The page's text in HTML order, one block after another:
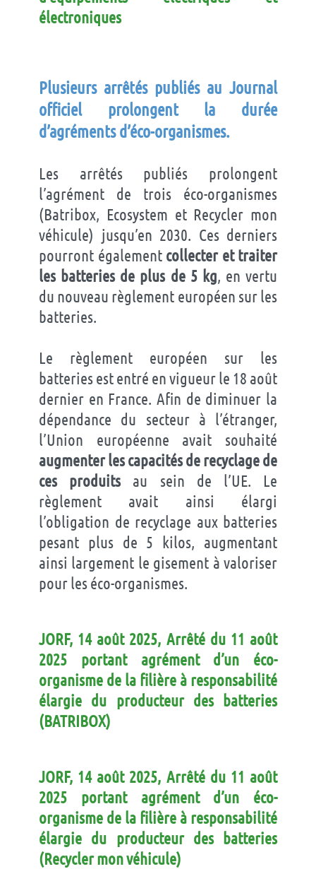
électroniques
Plusieurs arrêtés publiés au Journal
officiel prolongent la durée
d’agréments d’éco-organismes.
Les arrêtés publiés prolongent
l’agrément de trois éco-organismes
(Batribox, Ecosystem et Recycler mon
véhicule) jusqu’en 2030. Ces derniers
pourront également collecter et traiter
les batteries de plus de 5 kg, en vertu
du nouveau règlement européen sur les
batteries.
Le règlement européen sur les
batteries est entré en vigueur le 18 août
dernier en France. Afin de diminuer la
dépendance du secteur à l’étranger,
l’Union européenne avait souhaité
augmenter les capacités de recyclage de
ces produits au sein de l’UE. Le
règlement avait ainsi élargi
l’obligation de recyclage aux batteries
pesant plus de 5 kilos, augmentant
ainsi largement le gisement à valoriser
pour les éco-organismes.
JORF, 14 août 2025, Arrêté du 11 août
2025 portant agrément d’un éco-
organisme de la filière à responsabilité
élargie du producteur des batteries
(BATRIBOX)
JORF, 14 août 2025, Arrêté du 11 août
2025 portant agrément d’un éco-
organisme de la filière à responsabilité
élargie du producteur des batteries
(Recycler mon véhicule)